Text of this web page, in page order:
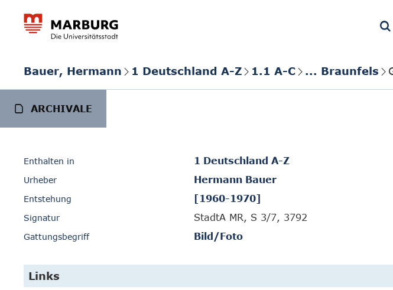
Bauer, Hermann 1 Deutschland A-Z 1.1 A-C ... Braunfels
ARCHIVALE
Enthalten in 1 Deutschland A-Z
Urheber Hermann Bauer
Entstehung [1960-1970]
Signatur StadtA MR, S 3/7, 3792
Gattungsbegriff Bild/Foto
Links